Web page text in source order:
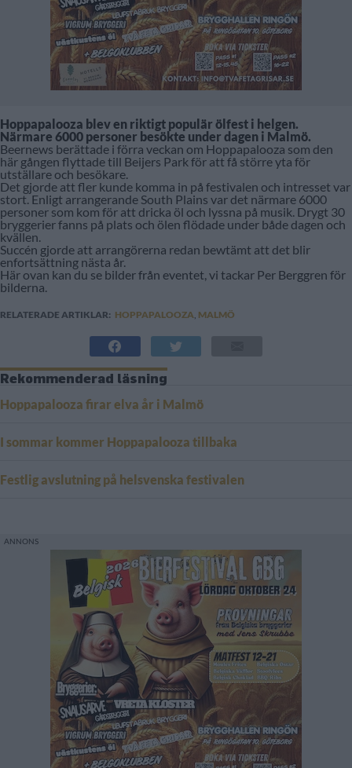
Hoppapalooza blev en riktigt populär ölfest i helgen.
Närmare 6000 personer besökte under dagen i Malmö.
Beernews berättade i förra veckan om Hoppapalooza som den
här gången flyttade till Beijers Park för att få större yta för
utställare och besökare.
Det gjorde att fler kunde komma in på festivalen och intresset var
stort. Enligt arrangerande South Plains var det närmare 6000
personer som kom för att dricka öl och lyssna på musik. Drygt 30
bryggerier fanns på plats och ölen flödade under både dagen och
kvällen.
Succén gjorde att arrangörerna redan bewtämt att det blir
enfortsättning nästa år.
Här ovan kan du se bilder från eventet, vi tackar Per Berggren för
bilderna.
RELATERADE ARTIKLAR: HOPPAPALOOZA MALMÖ
Rekommenderad läsning
Hoppapalooza firar elva år i Malmö
I sommar kommer Hoppapalooza tillbaka
Festlig avslutning på helsvenska festivalen